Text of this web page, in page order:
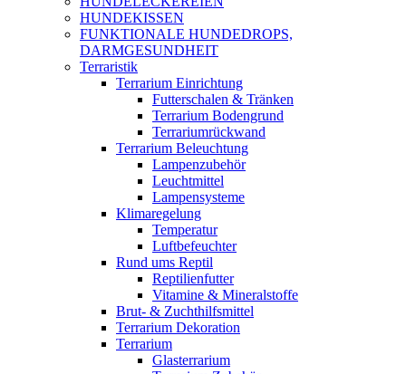
HUNDEKISSEN
FUNKTIONALE HUNDEDROPS,
DARMGESUNDHEIT
Terraristik
Terrarium Einrichtung
Futterschalen & Tränken
Terrarium Bodengrund
Terrariumrückwand
Terrarium Beleuchtung
Lampenzubehör
Leuchtmittel
Lampensysteme
Klimaregelung
Temperatur
Luftbefeuchter
Rund ums Reptil
Reptilienfutter
Vitamine & Mineralstoffe
Brut- & Zuchthilfsmittel
Terrarium Dekoration
Terrarium
Glasterrarium